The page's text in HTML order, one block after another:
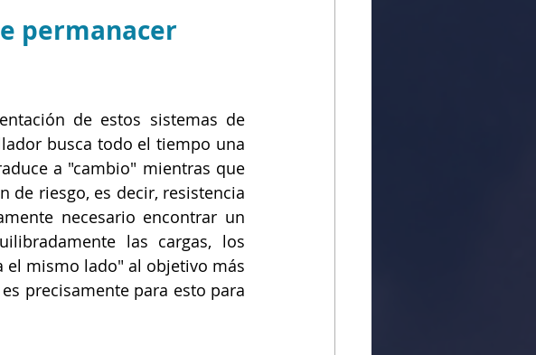
permanacer
de estos sistemas de
busca todo el tiempo una
a "cambio" mientras que
de riesgo, es decir, resistencia
necesario encontrar un
las cargas, los
el mismo lado" al objetivo más
precisamente para esto para